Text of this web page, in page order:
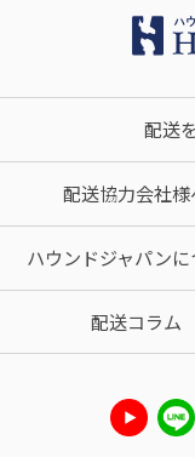
配送
配送協力会社様
ハウンドジャパン
配送コラム